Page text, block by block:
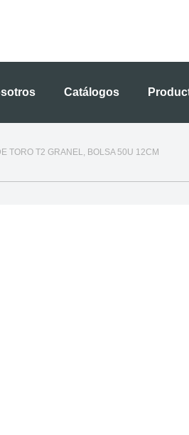
Catálogos
TORO T2 GRANEL, BOLSA 50U 12CM